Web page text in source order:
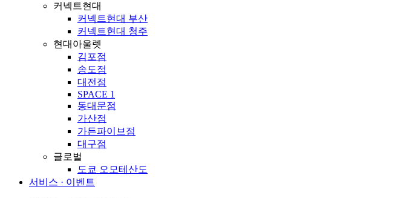
커넥트현대
커넥트현대 부산
커넥트현대 청주
현대아울렛
김포점
송도점
대전점
SPACE 1
동대문점
가산점
가든파이브점
대구점
글로벌
도쿄 오모테산도
서비스 · 이벤트